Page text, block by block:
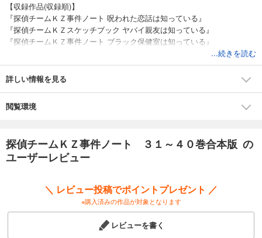
【収録作品(収録順)】
『探偵チームＫＺ事件ノート 呪われた恋話は知っている』
『探偵チームＫＺスケッチブック ヤバイ親友は知っている』
『探偵チームＫＺ事件ノート ブラック保健室は知っている』
『探偵チームＫＺ事件ノート カレンダー吸血鬼は知っている』
『探偵チームＫＺ事件ノート シンデレラ階段は知っている』
『探偵チームＫＺ事件ノート 地獄の金星ボスママは知っている』
『探偵チームＫＺ事件ノート つぶやく死霊は知っている』
＜小学校上級から すべての漢字にふりがなつき＞
...続きを読む
詳しい情報を見る
閲覧環境
探偵チームＫＺ事件ノート ３１～４０巻合本版 の
ユーザーレビュー
＼ レビュー投稿でポイントプレゼント ／
※購入済みの作品が対象となります
レビューを書く